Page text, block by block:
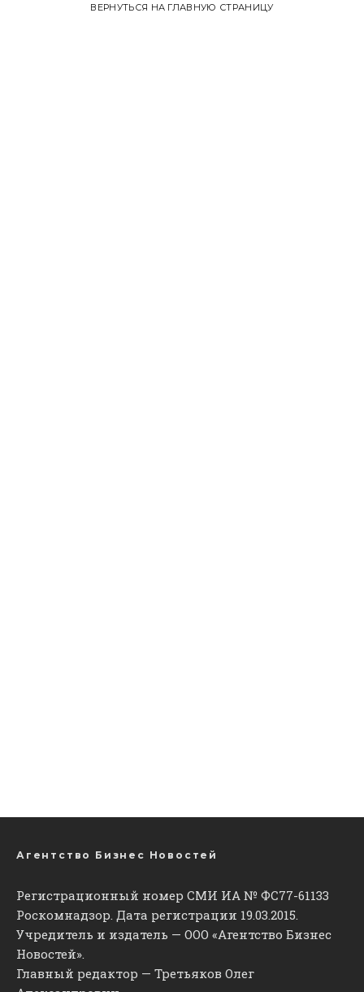
ВЕРНУТЬСЯ НА ГЛАВНУЮ СТРАНИЦУ
Агентство Бизнес Новостей
Регистрационный номер СМИ ИА № ФС77-61133
Роскомнадзор. Дата регистрации 19.03.2015.
Учредитель и издатель — ООО «Агентство Бизнес
Новостей».
Главный редактор — Третьяков Олег